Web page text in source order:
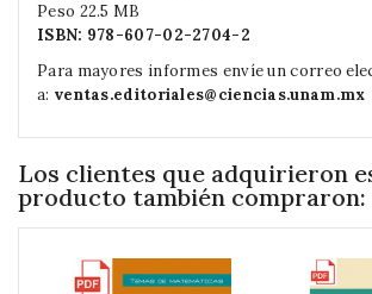
Peso 22.5 MB
ISBN: 978-607-02-2704-2
Para mayores informes envíe un correo
a: ventas.editoriales@ciencias.unam.mx
Los clientes que adquirieron
producto también compraron: